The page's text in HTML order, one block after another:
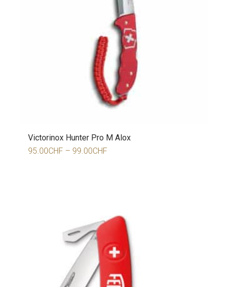
Victorinox Hunter Pro M Alox
95.00CHF – 99.00CHF